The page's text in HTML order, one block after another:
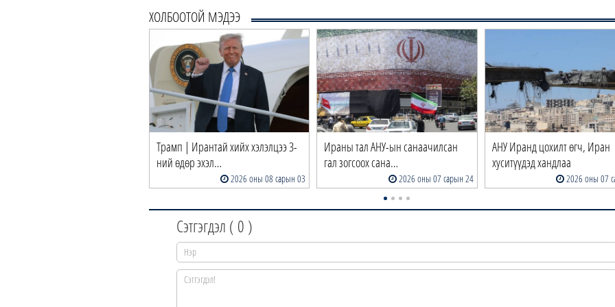
ХОЛБООТОЙ МЭДЭЭ
Трамп | Ирантай хийх хэлэлцээ 3-
ний өдөр эхэл…
2026 оны 08 сарын 03
Ираны тал АНУ-ын санаачилсан
гал зогсоох сана…
2026 оны 07 сарын 24
АНУ Иранд цохилт өгч, Иран
хуситүүдэд хандлаа
2026 оны 07
Сэтгэгдэл ( 0 )